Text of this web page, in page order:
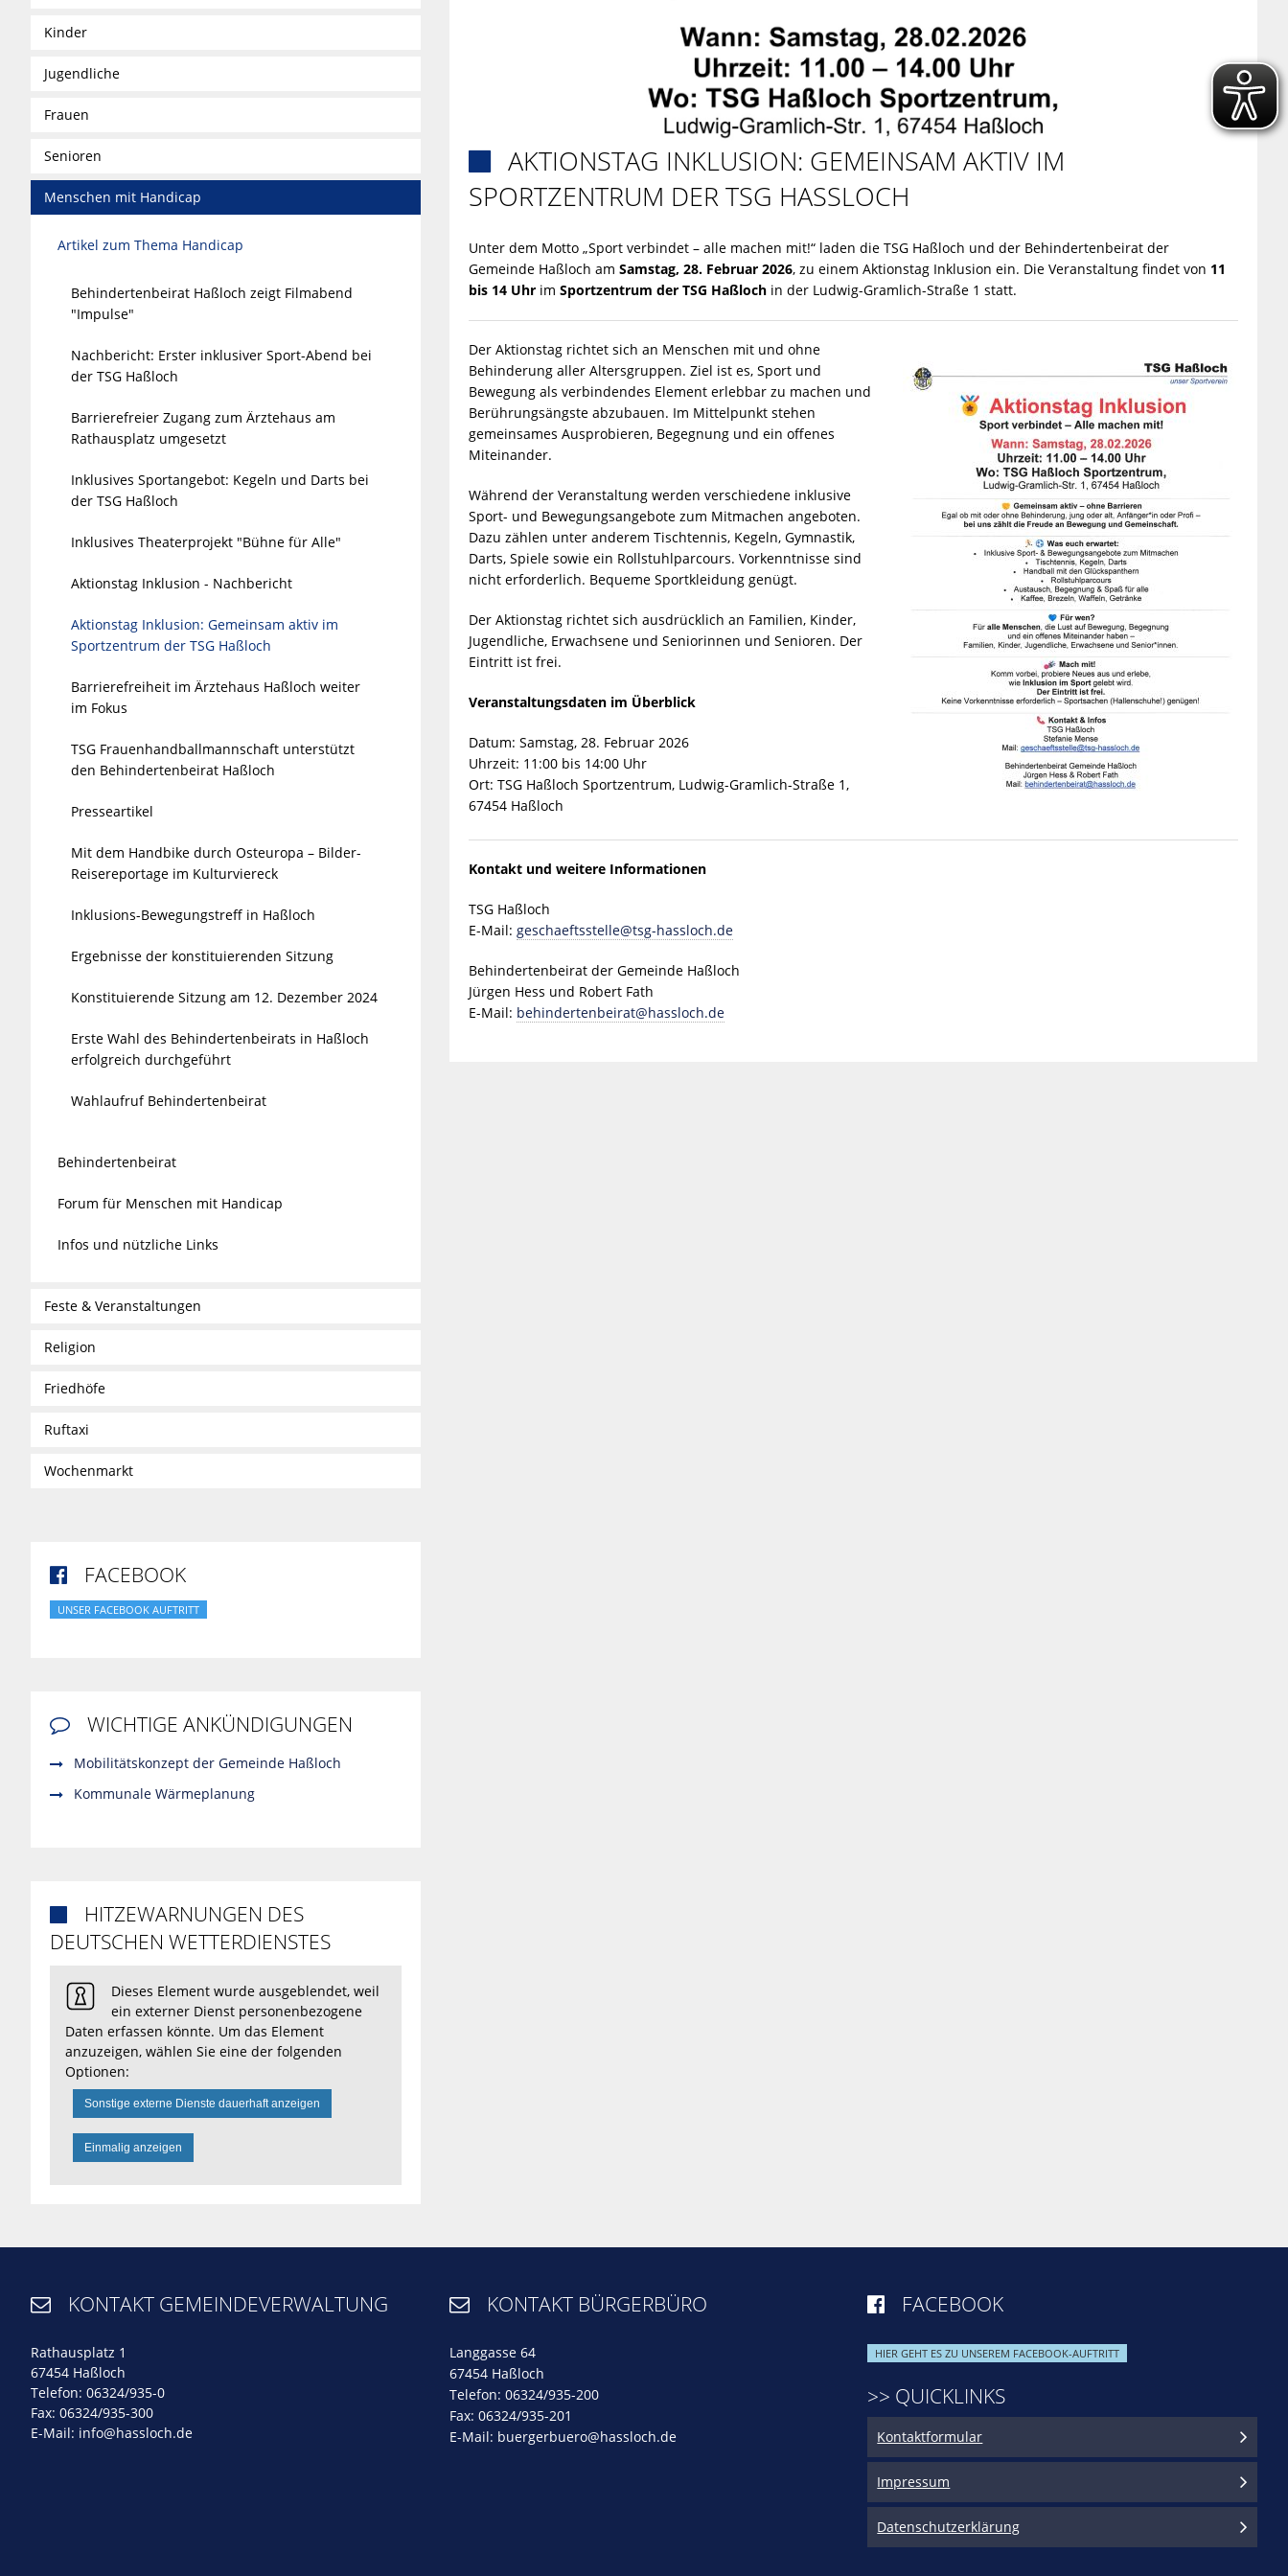
AKTIONSTAG INKLUSION: GEMEINSAM AKTIV IM
SPORTZENTRUM DER TSG HASSLOCH
Unter dem Motto „Sport verbindet – alle machen mit!“ laden die TSG Haßloch und der Behindertenbeirat der
Gemeinde Haßloch am Samstag, 28. Februar 2026, zu einem Aktionstag Inklusion ein. Die Veranstaltung findet von 11
bis 14 Uhrim Sportzentrum der TSG Haßloch in der Ludwig-Gramlich-Straße 1 statt.
Der Aktionstag richtet sich an Menschen mit und ohne
Behinderung aller Altersgruppen. Ziel ist es, Sport und
Bewegung als verbindendes Element erlebbar zu machen und
Berührungsängste abzubauen. Im Mittelpunkt stehen
gemeinsames Ausprobieren, Begegnung und ein offenes
Miteinander.
Während der Veranstaltung werden verschiedene inklusive
Sport- und Bewegungsangebote zum Mitmachen angeboten.
Dazu zählen unter anderem Tischtennis, Kegeln, Gymnastik,
Darts, Spiele sowie ein Rollstuhlparcours. Vorkenntnisse sind
nicht erforderlich. Bequeme Sportkleidung genügt.
Der Aktionstag richtet sich ausdrücklich an Familien, Kinder,
Jugendliche, Erwachsene und Seniorinnen und Senioren. Der
Eintritt ist frei.
Veranstaltungsdaten im Überblick
Datum: Samstag, 28. Februar 2026
Uhrzeit: 11:00 bis 14:00 Uhr
Ort: TSG Haßloch Sportzentrum, Ludwig-Gramlich-Straße 1,
67454 Haßloch
Kontakt und weitere Informationen
TSG Haßloch
E-Mail: geschaeftsstelle@tsg-hassloch.de
Behindertenbeirat der Gemeinde Haßloch
Jürgen Hess und Robert Fath
E-Mail: behindertenbeirat@hassloch.de
Kinder
Jugendliche
Frauen
Senioren
Menschen mit Handicap
Artikel zum Thema Handicap
Behindertenbeirat Haßloch zeigt Filmabend
"Impulse"
Nachbericht: Erster inklusiver Sport-Abend bei
der TSG Haßloch
Barrierefreier Zugang zum Ärztehaus am
Rathausplatz umgesetzt
Inklusives Sportangebot: Kegeln und Darts bei
der TSG Haßloch
Inklusives Theaterprojekt "Bühne für Alle"
Aktionstag Inklusion - Nachbericht
Aktionstag Inklusion: Gemeinsam aktiv im
Sportzentrum der TSG Haßloch
Barrierefreiheit im Ärztehaus Haßloch weiter
im Fokus
TSG Frauenhandballmannschaft unterstützt
den Behindertenbeirat Haßloch
Presseartikel
Mit dem Handbike durch Osteuropa – Bilder-
Reisereportage im Kulturviereck
Inklusions-Bewegungstreff in Haßloch
Ergebnisse der konstituierenden Sitzung
Konstituierende Sitzung am 12. Dezember 2024
Erste Wahl des Behindertenbeirats in Haßloch
erfolgreich durchgeführt
Wahlaufruf Behindertenbeirat
Behindertenbeirat
Forum für Menschen mit Handicap
Infos und nützliche Links
Feste & Veranstaltungen
Religion
Friedhöfe
Ruftaxi
Wochenmarkt
 FACEBOOK
UNSER FACEBOOK AUFTRITT
 WICHTIGE ANKÜNDIGUNGEN
Mobilitätskonzept der Gemeinde Haßloch
Kommunale Wärmeplanung

HITZEWARNUNGEN DES
DEUTSCHEN WETTERDIENSTES
Dieses Element wurde ausgeblendet, weil
ein externer Dienst personenbezogene
Daten erfassen könnte. Um das Element
anzuzeigen, wählen Sie eine der folgenden
Optionen:
Sonstige externe Dienste dauerhaft anzeigen
Einmalig anzeigen
 KONTAKT GEMEINDEVERWALTUNG
Rathausplatz 1
67454 Haßloch
Telefon: 06324/935-0
Fax: 06324/935-300
E-Mail: info@hassloch.de
 KONTAKT BÜRGERBÜRO
Langgasse 64
67454 Haßloch
Telefon: 06324/935-200
Fax: 06324/935-201
E-Mail: buergerbuero@hassloch.de
 FACEBOOK
HIER GEHT ES ZU UNSEREM FACEBOOK-AUFTRITT
>> QUICKLINKS
Kontaktformular
Impressum
Datenschutzerklärung